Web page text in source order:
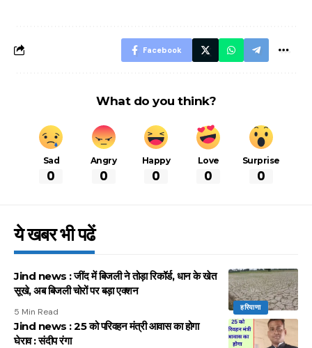
Facebook
What do you think?
Sad
0
Angry
0
Happy
0
Love
0
Surprise
0
ये खबर भी पढें
हरियाणा
Jind news : जींद में बिजली ने तोड़ा रिकॉर्ड, धान के खेत
सूखे, अब बिजली चोरों पर बड़ा एक्शन
5 Min Read
Jind news : 25 को परिवहन मंत्री आवास का होगा
घेराव : संदीप रंगा